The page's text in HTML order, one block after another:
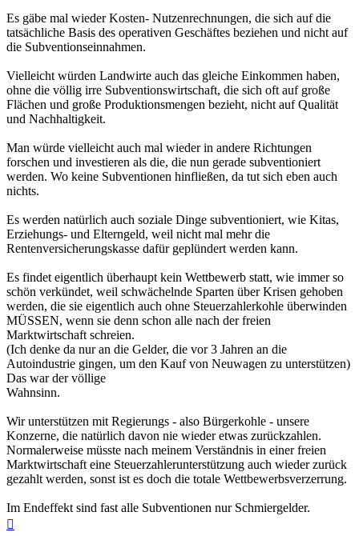
Es gäbe mal wieder Kosten- Nutzenrechnungen, die sich auf die
tatsächliche Basis des operativen Geschäftes beziehen und nicht auf
die Subventionseinnahmen.
Vielleicht würden Landwirte auch das gleiche Einkommen haben,
ohne die völlig irre Subventionswirtschaft, die sich oft auf große
Flächen und große Produktionsmengen bezieht, nicht auf Qualität
und Nachhaltigkeit.
Man würde vielleicht auch mal wieder in andere Richtungen
forschen und investieren als die, die nun gerade subventioniert
werden. Wo keine Subventionen hinfließen, da tut sich eben auch
nichts.
Es werden natürlich auch soziale Dinge subventioniert, wie Kitas,
Erziehungs- und Elterngeld, weil nicht mal mehr die
Rentenversicherungskasse dafür geplündert werden kann.
Es findet eigentlich überhaupt kein Wettbewerb statt, wie immer so
schön verkündet, weil schwächelnde Sparten über Krisen gehoben
werden, die sie eigentlich auch ohne Steuerzahlerkohle überwinden
MÜSSEN, wenn sie denn schon alle nach der freien
Marktwirtschaft schreien.
(Ich denke da nur an die Gelder, die vor 3 Jahren an die
Autoindustrie gingen, um den Kauf von Neuwagen zu unterstützen)
Das war der völlige
Wahnsinn.
Wir unterstützen mit Regierungs - also Bürgerkohle - unsere
Konzerne, die natürlich davon nie wieder etwas zurückzahlen.
Normalerweise müsste nach meinem Verständnis in einer freien
Marktwirtschaft eine Steuerzahlerunterstützung auch wieder zurück
gezahlt werden, sonst ist es doch die totale Wettbewerbsverzerrung.
Im Endeffekt sind fast alle Subventionen nur Schmiergelder.